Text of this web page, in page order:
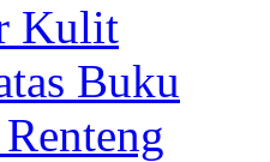
Kulit
Buku